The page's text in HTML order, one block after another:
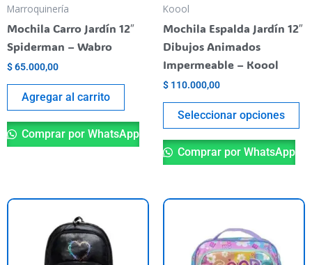
Marroquinería
Mochila Carro Jardín 12″
Spiderman – Wabro
$65.000,00
Agregar al carrito
Comprar por WhatsApp
Koool
Mochila Espalda Jardín 12″
Dibujos Animados
Impermeable – Koool
$ 110.000,00
Seleccionar opciones
Comprar por WhatsApp